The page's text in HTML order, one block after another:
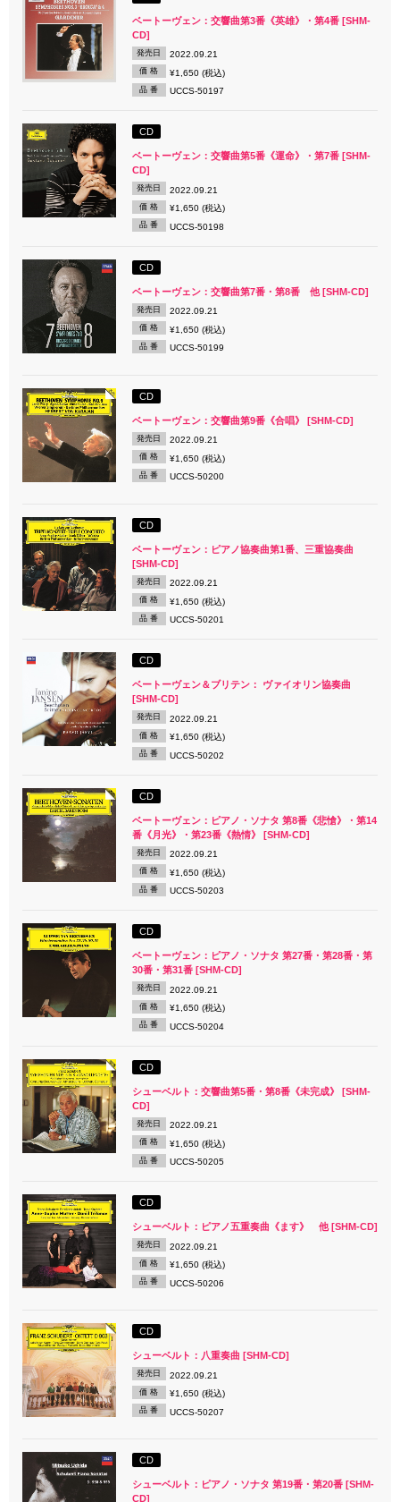
ベートーヴェン：交響曲第3番《英雄》・第4番 [SHM-
CD]
発売日 2022.09.21
価 格 ¥1,650 (税込)
品 番 UCCS-50197
CD
ベートーヴェン：交響曲第5番《運命》・第7番 [SHM-
CD]
発売日 2022.09.21
価 格 ¥1,650 (税込)
品 番 UCCS-50198
CD
ベートーヴェン：交響曲第7番・第8番 他 [SHM-CD]
発売日 2022.09.21
価 格 ¥1,650 (税込)
品 番 UCCS-50199
CD
ベートーヴェン：交響曲第9番《合唱》 [SHM-CD]
発売日 2022.09.21
価 格 ¥1,650 (税込)
品 番 UCCS-50200
CD
ベートーヴェン：ピアノ協奏曲第1番、三重協奏曲
[SHM-CD]
発売日 2022.09.21
価 格 ¥1,650 (税込)
品 番 UCCS-50201
CD
ベートーヴェン＆ブリテン： ヴァイオリン協奏曲
[SHM-CD]
発売日 2022.09.21
価 格 ¥1,650 (税込)
品 番 UCCS-50202
CD
ベートーヴェン：ピアノ・ソナタ 第8番《悲愴》・第14
番《月光》・第23番《熱情》 [SHM-CD]
発売日 2022.09.21
価 格 ¥1,650 (税込)
品 番 UCCS-50203
CD
ベートーヴェン：ピアノ・ソナタ 第27番・第28番・第
30番・第31番 [SHM-CD]
発売日 2022.09.21
価 格 ¥1,650 (税込)
品 番 UCCS-50204
CD
シューベルト：交響曲第5番・第8番《未完成》 [SHM-
CD]
発売日 2022.09.21
価 格 ¥1,650 (税込)
品 番 UCCS-50205
CD
シューベルト：ピアノ五重奏曲《ます》 他 [SHM-CD]
発売日 2022.09.21
価 格 ¥1,650 (税込)
品 番 UCCS-50206
CD
シューベルト：八重奏曲 [SHM-CD]
発売日 2022.09.21
価 格 ¥1,650 (税込)
品 番 UCCS-50207
CD
シューベルト：ピアノ・ソナタ 第19番・第20番 [SHM-
CD]